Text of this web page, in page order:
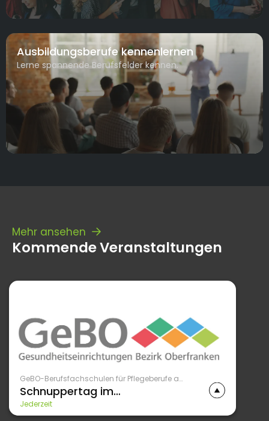
Ausbildungsberufe kennenlernen
Lerne spannende Berufsfelder kennen.
Mehr ansehen
Kommende Veranstaltungen
GeBO-Berufsfachschulen für Pflegeberufe am Bezirksklinikum Obermain
Schnuppertag im
Bezirkskrankenhaus Bayreuth
Jederzeit